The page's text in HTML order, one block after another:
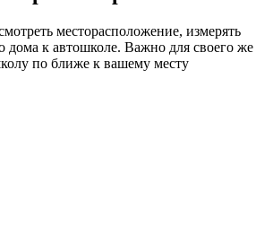
месторасположение, измерять
дома к автошколе. Важно для своего же
по ближе к вашему месту